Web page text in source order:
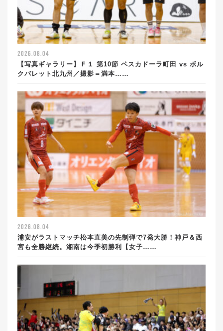
2026.08.04
【写真ギャラリー】Ｆ１ 第10節 ペスカドーラ町田 vs ボル
クバレット北九州／撮影＝満本……
2026.08.04
浦安がラストマッチ松本直美の先制弾で7発大勝！神戸＆西
宮も全勝継続。湘南は今季初勝利【女子……